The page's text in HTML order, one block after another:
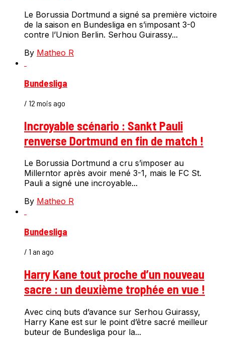
Le Borussia Dortmund a signé sa première victoire
de la saison en Bundesliga en s’imposant 3-0
contre l’Union Berlin. Serhou Guirassy...
By Matheo R
Bundesliga
/ 12 mois ago
Incroyable scénario : Sankt Pauli
renverse Dortmund en fin de match !
Le Borussia Dortmund a cru s’imposer au
Millerntor après avoir mené 3-1, mais le FC St.
Pauli a signé une incroyable...
By Matheo R
Bundesliga
/ 1 an ago
Harry Kane tout proche d’un nouveau
sacre : un deuxième trophée en vue !
Avec cinq buts d’avance sur Serhou Guirassy,
Harry Kane est sur le point d’être sacré meilleur
buteur de Bundesliga pour la...